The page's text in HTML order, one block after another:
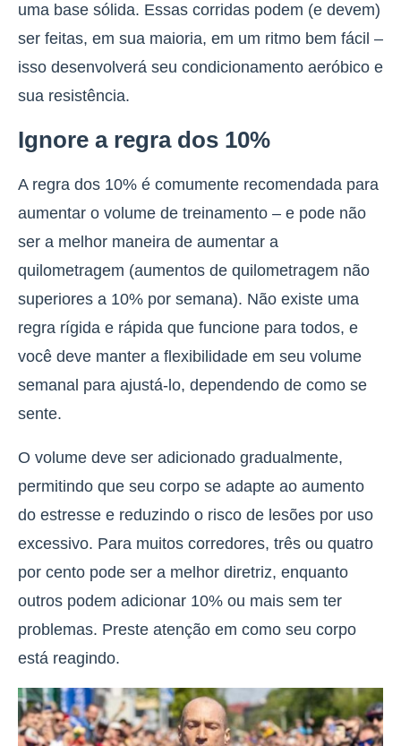
uma base sólida. Essas corridas podem (e devem)
ser feitas, em sua maioria, em um ritmo bem fácil –
isso desenvolverá seu condicionamento aeróbico e
sua resistência.
Ignore a regra dos 10%
A regra dos 10% é comumente recomendada para
aumentar o volume de treinamento – e pode não
ser a melhor maneira de aumentar a
quilometragem (aumentos de quilometragem não
superiores a 10% por semana). Não existe uma
regra rígida e rápida que funcione para todos, e
você deve manter a flexibilidade em seu volume
semanal para ajustá-lo, dependendo de como se
sente.
O volume deve ser adicionado gradualmente,
permitindo que seu corpo se adapte ao aumento
do estresse e reduzindo o risco de lesões por uso
excessivo. Para muitos corredores, três ou quatro
por cento pode ser a melhor diretriz, enquanto
outros podem adicionar 10% ou mais sem ter
problemas. Preste atenção em como seu corpo
está reagindo.